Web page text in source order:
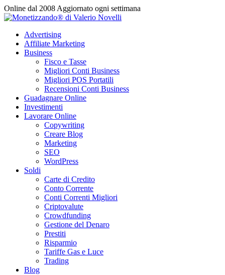
Vai
al
Online dal 2008 Aggiornato ogni settimana
Advertising
Affiliate Marketing
Business
Fisco e Tasse
Migliori Conti Business
Migliori POS Portatili
Recensioni Conti Business
Guadagnare Online
Investimenti
Lavorare Online
Copywriting
Creare Blog
Marketing
SEO
WordPress
Soldi
Carte di Credito
Conto Corrente
Conti Correnti Migliori
Criptovalute
Crowdfunding
Gestione del Denaro
Prestiti
Risparmio
Tariffe Gas e Luce
Trading
Blog